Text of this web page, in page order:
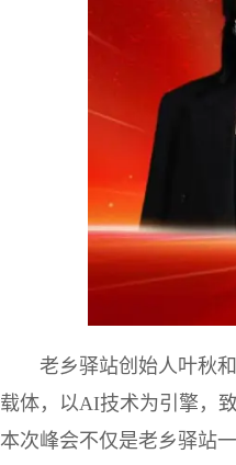
老乡驿站创始人叶秋
载体，以AI技术为引擎，
本次峰会不仅是老乡驿站